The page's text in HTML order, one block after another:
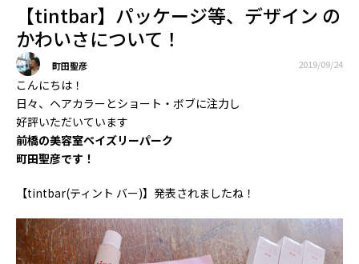
【tintbar】パッケージ等、デザイン の
かわいさについて！
町田聖彦 2019/09/24
こんにちは！
日々、ヘアカラーとショート・ボブに注力し
好評いただいています
前橋の美容室ペイズリーパーク
町田聖彦です！
【tintbar(ティント バー)】発表されましたね！